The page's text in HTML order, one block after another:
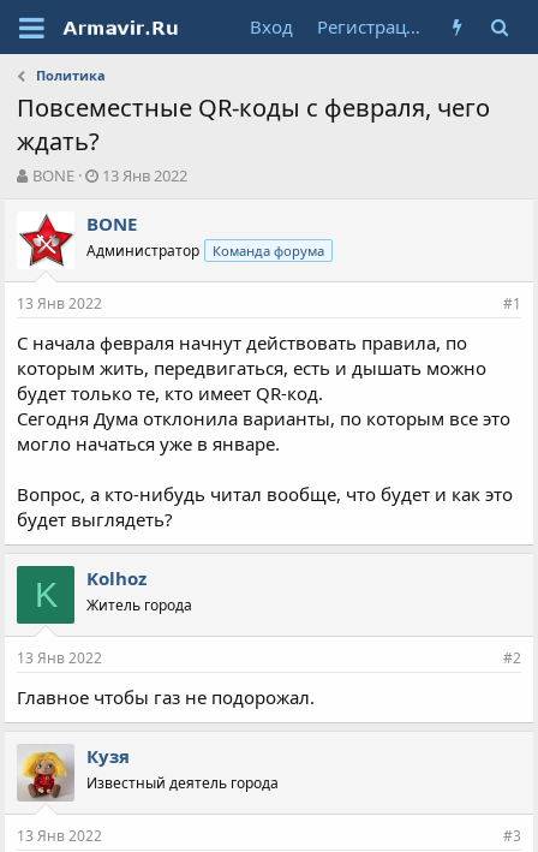
Вход Регистрация
Политика
Повсеместные QR-коды с февраля, чего
ждать?
А
о
р
т
е
ы
BONE
Д
т
н
а
ч
л
а
13 Янв 2022
BONE
Администратор Команда форума
13 Янв 2022 #1
С начала февраля начнут действовать правила, по
которым жить, передвигаться, есть и дышать можно
будет только те, кто имеет QR-код.
Сегодня Дума отклонила варианты, по которым все это
могло начаться уже в январе.
Вопрос, а кто-нибудь читал вообще, что будет и как это
будет выглядеть?
K Kolhoz
Житель города
13 Янв 2022 #2
Главное чтобы газ не подорожал.
Кузя
Известный деятель города
13 Янв 2022 #3